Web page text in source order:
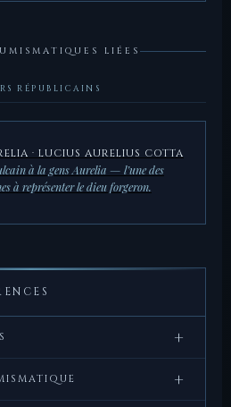
LIÉES
RÉPUBLICAINS
· LUCIUS AURELIUS COTTA
à la gens Aurelia — l’une des
à représenter le dieu forgeron.
+
— Description de la forge
fabrication des armes d’Énée.
+